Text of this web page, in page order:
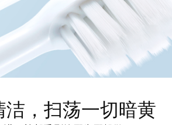
洁，扫荡一切暗黄